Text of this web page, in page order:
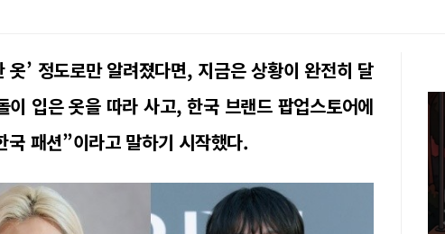
옷’ 정도로만 알려졌다면, 지금은 상황이 완전히 달
입은 옷을 따라 사고, 한국 브랜드 팝업스토어에
패션”이라고 말하기 시작했다.